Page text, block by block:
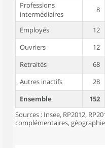
Professions
intermédiaires
8
Employés 12
Ouvriers
12
Retraités
68
Autres inactifs
28
Ensemble
152
Sources : Insee, RP2012,
complémentaires,